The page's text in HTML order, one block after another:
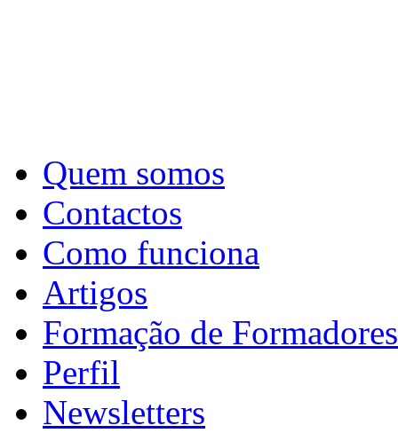
Quem somos
Contactos
Como funciona
Artigos
Formação de Formadores
Perfil
Newsletters